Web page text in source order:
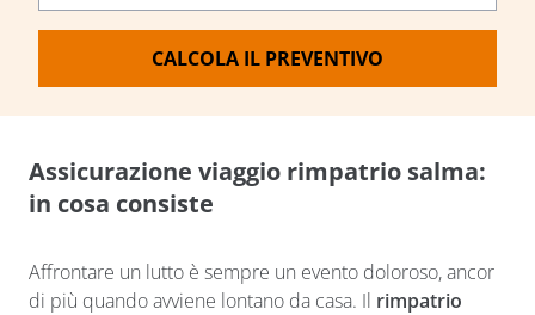
CALCOLA IL PREVENTIVO
Assicurazione viaggio rimpatrio salma:
in cosa consiste
Affrontare un lutto è sempre un evento doloroso, ancor
di più quando avviene lontano da casa. Il rimpatrio